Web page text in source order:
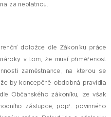
za neplatnou.
doložce dle Zákoníku práce
v tom, že musí přiměřenost
zaměstnance, na kterou se
by koncepčně obdobná pravidla
Občanského zákoníku, lze však
zástupce, popř. povinného